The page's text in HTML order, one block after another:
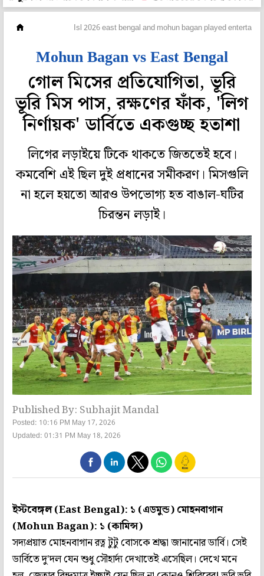
Isl 2026 east bengal and mohun bagan played
Mohun Bagan vs East Bengal
গোল মিসের প্রতিযোগিতা, ভূরি
ভূরি মিস পাস, রক্ষণের ফাঁক, 'লিগ
নির্ণায়ক' ডার্বিতে একগুচ্ছ হতাশা
লিগের লড়াইয়ে টিকে থাকতে জিততেই হবে।
কমবেশি এই ছিল দুই প্রধানের সমীকরণ। মিসগুলি
না হলে হয়তো আরও উপভোগ্য হত বাঙাল-ঘটির
চিরন্তন লড়াই।
Published By: Subhajit Mandal
Posted: 10:16 PM May 17, 2026
Updated: 01:31 PM May 18, 2026
ইস্টবেঙ্গল (East Bengal): ১ (এডমুন্ড)মোহনবাগান
(Mohun Bagan): ১ (কামিন্স)
সদ্যপ্রয়াত মোহনবাগান রত্ন টুটু বোসকে শ্রদ্ধা জানানোর ডার্বি। সেই
ডার্বিতে দু'দল যেন শুধু সৌহার্দ্য দেখাতেই এসেছিল। দেখে মনে